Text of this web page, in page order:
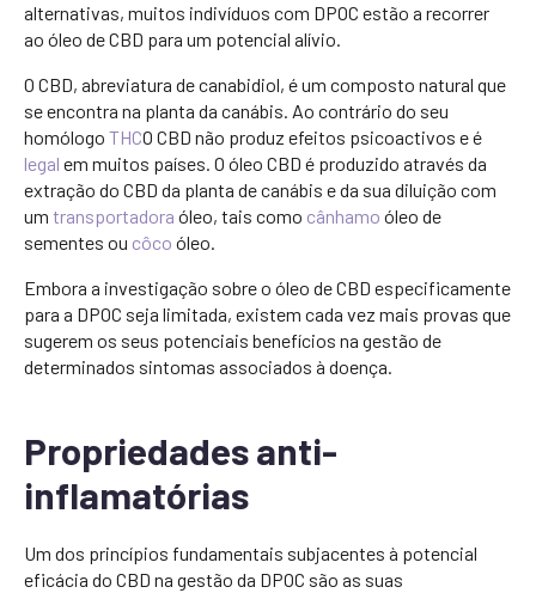
alternativas, muitos indivíduos com DPOC estão a recorrer
ao óleo de CBD para um potencial alívio.
O CBD, abreviatura de canabidiol, é um composto natural que
se encontra na planta da canábis. Ao contrário do seu
homólogo THCO CBD não produz efeitos psicoactivos e é
legal em muitos países. O óleo CBD é produzido através da
extração do CBD da planta de canábis e da sua diluição com
um transportadora óleo, tais como cânhamo óleo de
sementes ou côco óleo.
Embora a investigação sobre o óleo de CBD especificamente
para a DPOC seja limitada, existem cada vez mais provas que
sugerem os seus potenciais benefícios na gestão de
determinados sintomas associados à doença.
Propriedades anti-
inflamatórias
Um dos princípios fundamentais subjacentes à potencial
eficácia do CBD na gestão da DPOC são as suas